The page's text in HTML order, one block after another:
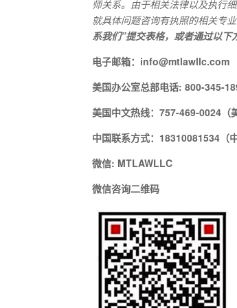
师关系。由于相关法律以及执行
就具体问题咨询有执照的相关专
系我们”提交表格，或者通过以下
电子邮箱： info@mtlawllc.com
美国办公室总部电话: 800-345-
美国中文热线：757-469-0024
中国联系方式： 18310081534 （
微信: MTLAWLLC
微信咨询二维码